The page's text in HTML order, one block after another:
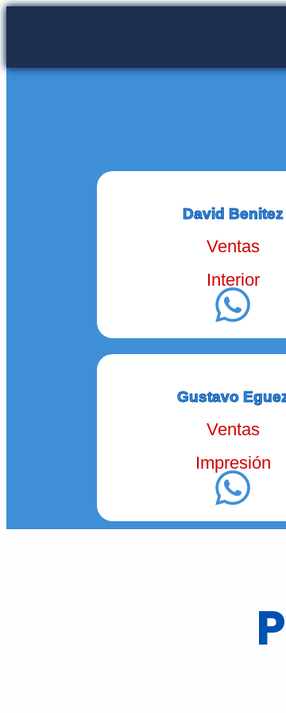
David Benitez
Ventas
Interior
Gustavo
Ventas
Impresión